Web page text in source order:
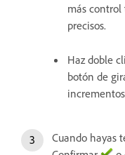
más control
precisos.
Haz doble
botón de
incrementos
Cuando hayas